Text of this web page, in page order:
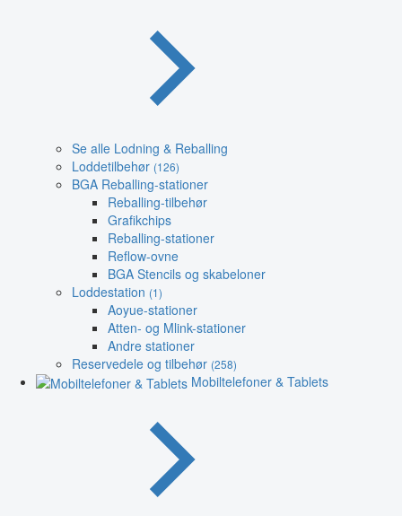
Se alle Lodning & Reballing
Loddetilbehør (126)
BGA Reballing-stationer
Reballing-tilbehør
Grafikchips
Reballing-stationer
Reflow-ovne
BGA Stencils og skabeloner
Loddestation (1)
Aoyue-stationer
Atten- og Mlink-stationer
Andre stationer
Reservedele og tilbehør (258)
Mobiltelefoner & Tablets